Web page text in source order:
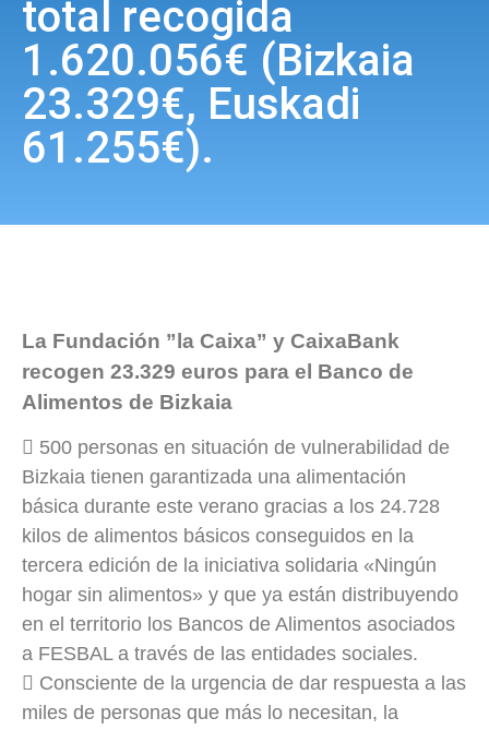
total recogida
1.620.056€ (Bizkaia
23.329€, Euskadi
61.255€).
La Fundación ”la Caixa” y CaixaBank
recogen 23.329 euros para el Banco de
Alimentos de Bizkaia
 500 personas en situación de vulnerabilidad de
Bizkaia tienen garantizada una alimentación
básica durante este verano gracias a los 24.728
kilos de alimentos básicos conseguidos en la
tercera edición de la iniciativa solidaria «Ningún
hogar sin alimentos» y que ya están distribuyendo
en el territorio los Bancos de Alimentos asociados
a FESBAL a través de las entidades sociales.
 Consciente de la urgencia de dar respuesta a las
miles de personas que más lo necesitan, la